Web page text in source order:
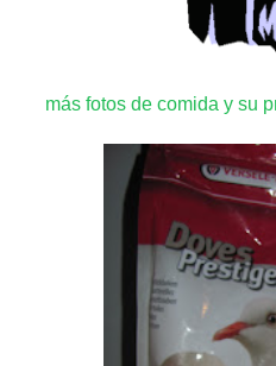
más fotos de comida y su